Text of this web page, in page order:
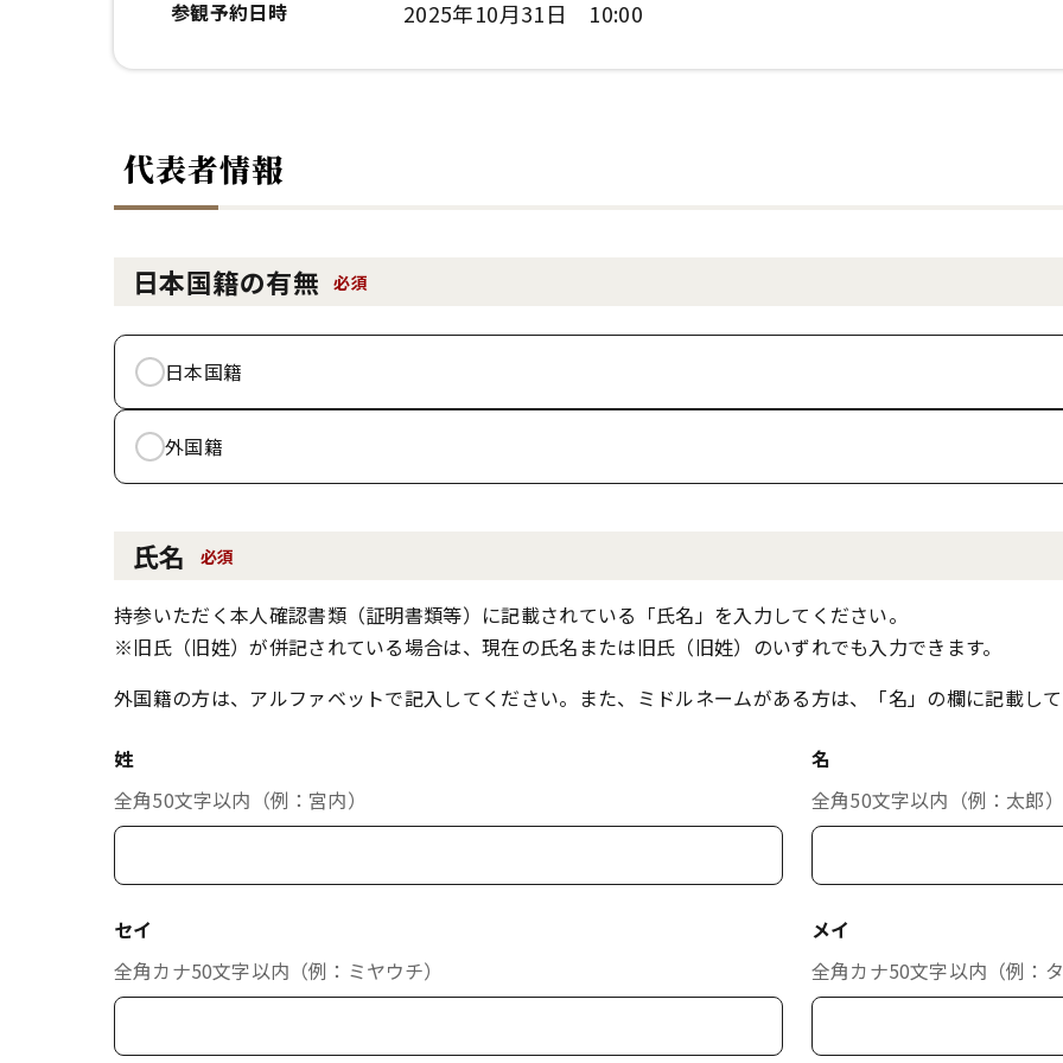
参観予約日時 2025年10月31日 10:00
代表者情報
日本国籍の有無 必須
日本国籍
外国籍
氏名 必須
持参いただく本人確認書類（証明書類等）に記載されている「氏名」を入力してください。
※旧氏（旧姓）が併記されている場合は、現在の氏名または旧氏（旧姓）のいずれでも入力できます。
外国籍の方は、アルファベットで記入してください。また、ミドルネームがある方は、「名」の欄に記載して
姓
全角50文字以内（例：宮内）
名
全角50文字以内（例：太郎）
セイ
全角カナ50文字以内（例：ミヤウチ）
メイ
全角カナ50文字以内（例：タ